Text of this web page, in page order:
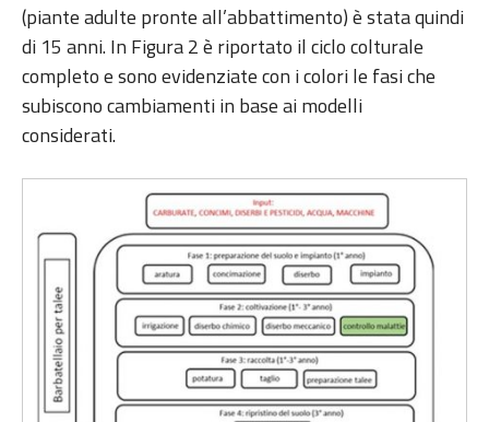
(piante adulte pronte all’abbattimento) è stata quindi
di 15 anni. In Figura 2 è riportato il ciclo colturale
completo e sono evidenziate con i colori le fasi che
subiscono cambiamenti in base ai modelli
considerati.